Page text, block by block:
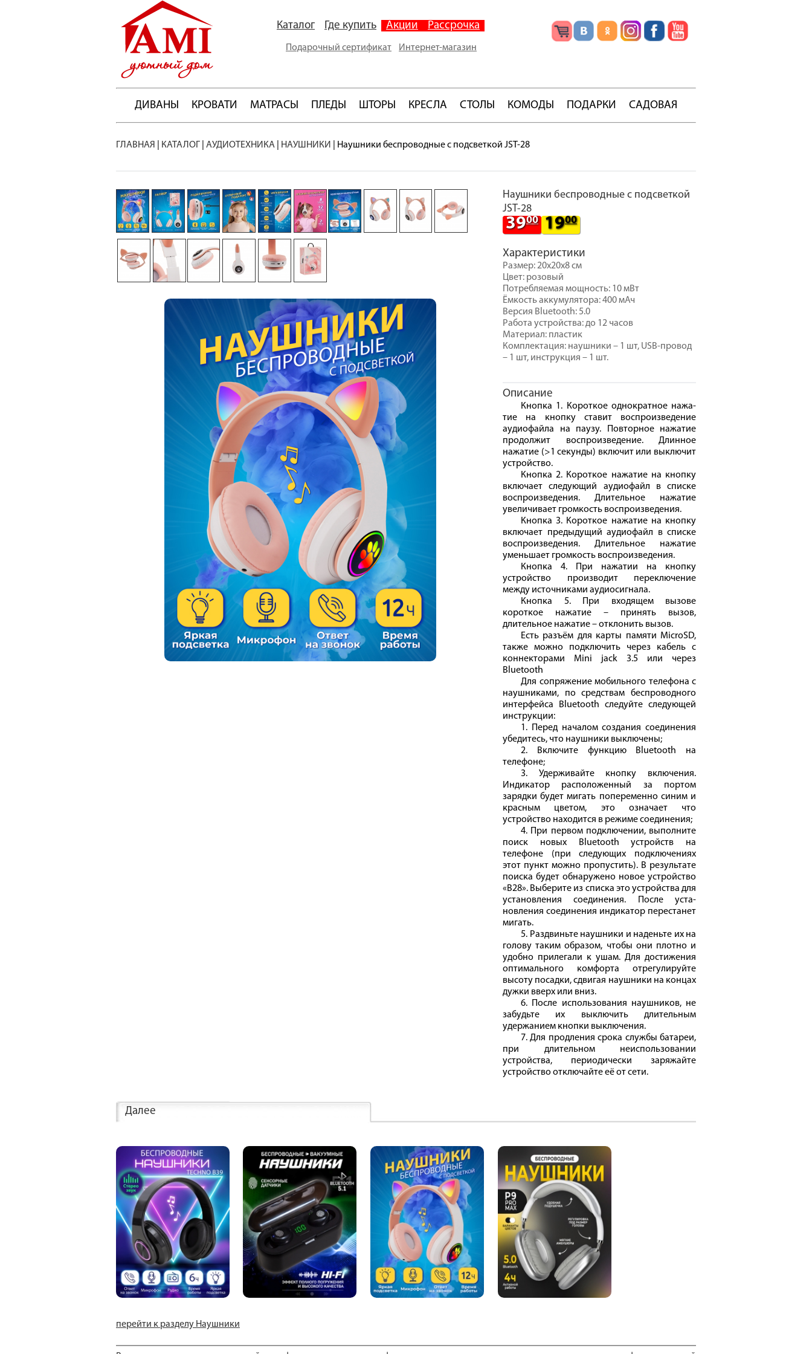
Каталог Где купить Акции Рассрочка
Подарочный сертификат Интернет-магазин
ДИВАНЫ КРОВАТИ МАТРАСЫ ПЛЕДЫ ШТОРЫ КРЕСЛА СТОЛЫ КОМОДЫ ПОДАРКИ САДОВАЯ
ГЛАВНАЯ КАТАЛОГ АУДИОТЕХНИКА НАУШНИКИ Наушники беспроводные с подсветкой JST-28
Наушники беспроводные с подсветкой
JST-28
3900 1900
Характеристики
Размер: 20х20х8 см
Цвет: розовый
Потребляемая мощность: 10 мВт
Ёмкость аккумулятора: 400 мАч
Версия Bluetooth: 5.0
Работа устройства: до 12 часов
Материал: пластик
Комплектация: наушники – 1 шт, USB-провод
– 1 шт, инструкция – 1 шт.
Описание
Кнопка 1. Короткое однократное нажа-
тие на кнопку ставит воспроизведение
аудиофайла на паузу. Повторное нажатие
продолжит воспроизведение. Длинное
нажатие (>1 секунды) включит или выключит
устройство.
Кнопка 2. Короткое нажатие на кнопку
включает следующий аудиофайл в списке
воспроизведения. Длительное нажатие
увеличивает громкость воспроизведения.
Кнопка 3. Короткое нажатие на кнопку
включает предыдущий аудиофайл в списке
воспроизведения. Длительное нажатие
уменьшает громкость воспроизведения.
Кнопка 4. При нажатии на кнопку
устройство производит переключение
между источниками аудиосигнала.
Кнопка 5. При входящем вызове
короткое нажатие – принять вызов,
длительное нажатие – отклонить вызов.
Есть разъём для карты памяти MicroSD,
также можно подключить через кабель с
коннекторами Mini jack 3.5 или через
Bluetooth
Для сопряжение мобильного телефона с
наушниками, по средствам беспроводного
интерфейса Bluetooth следуйте следующей
инструкции:
1. Перед началом создания соединения
убедитесь, что наушники выключены;
2. Включите функцию Bluetooth на
телефоне;
3. Удерживайте кнопку включения.
Индикатор расположенный за портом
зарядки будет мигать попеременно синим и
красным цветом, это означает что
устройство находится в режиме соединения;
4. При первом подключении, выполните
поиск новых Bluetooth устройств на
телефоне (при следующих подключениях
этот пункт можно пропустить). В результате
поиска будет обнаружено новое устройство
«B28». Выберите из списка это устройства для
установления соединения. После уста-
новления соединения индикатор перестанет
мигать.
5. Раздвиньте наушники и наденьте их на
голову таким образом, чтобы они плотно и
удобно прилегали к ушам. Для достижения
оптимального комфорта отрегулируйте
высоту посадки, сдвигая наушники на концах
дужки вверх или вниз.
6. После использования наушников, не
забудьте их выключить длительным
удержанием кнопки выключения.
7. Для продления срока службы батареи,
при длительном неиспользовании
устройства, периодически заряжайте
устройство отключайте её от сети.
Далее
перейти к разделу Наушники